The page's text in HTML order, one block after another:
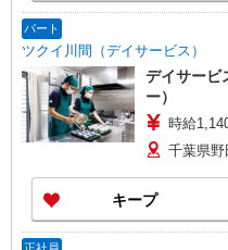
パート
ツクイ川間（デイサービス）
デイサー
ー）
千葉県野
キープ